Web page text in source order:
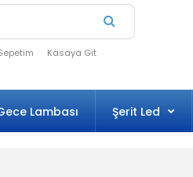
Kasaya Git
Lambası Şerit Led